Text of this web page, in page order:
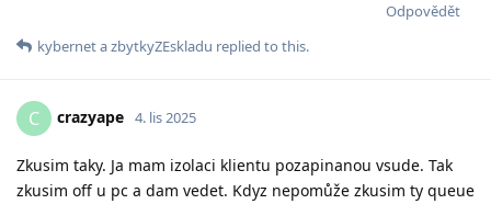
Odpovědět
kybernetazbytkyZEskladu replied to this.
C crazyape 4. lis 2025
Zkusim taky. Ja mam izolaci klientu pozapinanou vsude. Tak
zkusim off u pc a dam vedet. Kdyz nepomůže zkusim ty queue